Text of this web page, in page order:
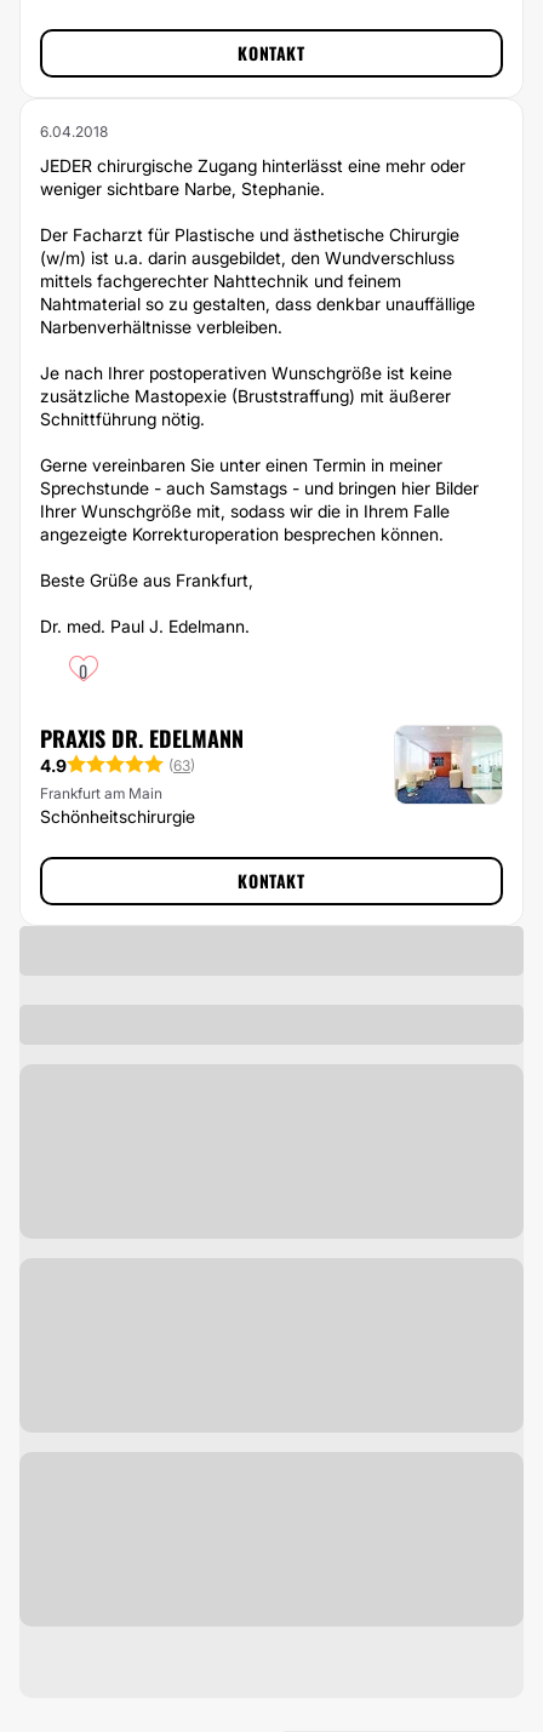
KONTAKT
6.04.2018
JEDER chirurgische Zugang hinterlässt eine mehr oder
weniger sichtbare Narbe, Stephanie.
Der Facharzt für Plastische und ästhetische Chirurgie
(w/m) ist u.a. darin ausgebildet, den Wundverschluss
mittels fachgerechter Nahttechnik und feinem
Nahtmaterial so zu gestalten, dass denkbar unauffällige
Narbenverhältnisse verbleiben.
Je nach Ihrer postoperativen Wunschgröße ist keine
zusätzliche Mastopexie (Bruststraffung) mit äußerer
Schnittführung nötig.
Gerne vereinbaren Sie unter einen Termin in meiner
Sprechstunde - auch Samstags - und bringen hier Bilder
Ihrer Wunschgröße mit, sodass wir die in Ihrem Falle
angezeigte Korrekturoperation besprechen können.
Beste Grüße aus Frankfurt,
Dr. med. Paul J. Edelmann.
0
PRAXIS DR. EDELMANN
4.9 (63)
Frankfurt am Main
Schönheitschirurgie
KONTAKT